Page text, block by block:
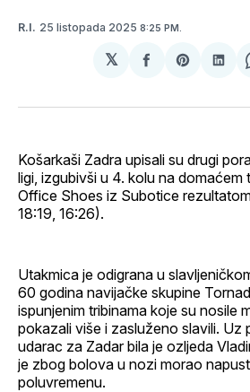
R.I. 25 listopada 2025 8:25 PM.
𝕏
podijeliShare
Košarkaši Zadra upisali su drugi
ligi, izgubivši u 4. kolu na domaćem
Office Shoes iz Subotice rezultatom
18:19, 16:26).
Utakmica je odigrana u
60 godina navijačke skupine
ispunjenim tribinama koje su nosile
pokazali više i zasluženo slavili. Uz
udarac za Zadar bila je ozljeda
je zbog bolova u nozi morao
poluvremenu.